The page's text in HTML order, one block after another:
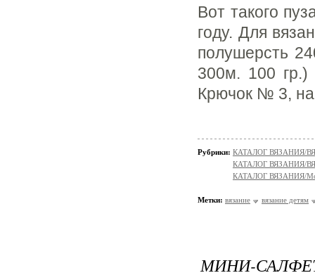
Вот такого
году. Для
полушерсть
300м. 100
Крючок № 3,
Рубрики: КАТАЛОГ ВЯЗАНИЯ/
КАТАЛОГ ВЯЗАНИЯ/
КАТАЛОГ ВЯЗАНИЯ/
Метки: вязание вязание детям
МИНИ-